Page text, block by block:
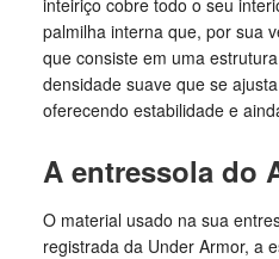
inteiriço cobre todo o seu
palmilha interna que, por sua
que consiste em uma
densidade suave que se
oferecendo estabilidade e
A entressola do
O material usado na sua
registrada da Under Armor, a